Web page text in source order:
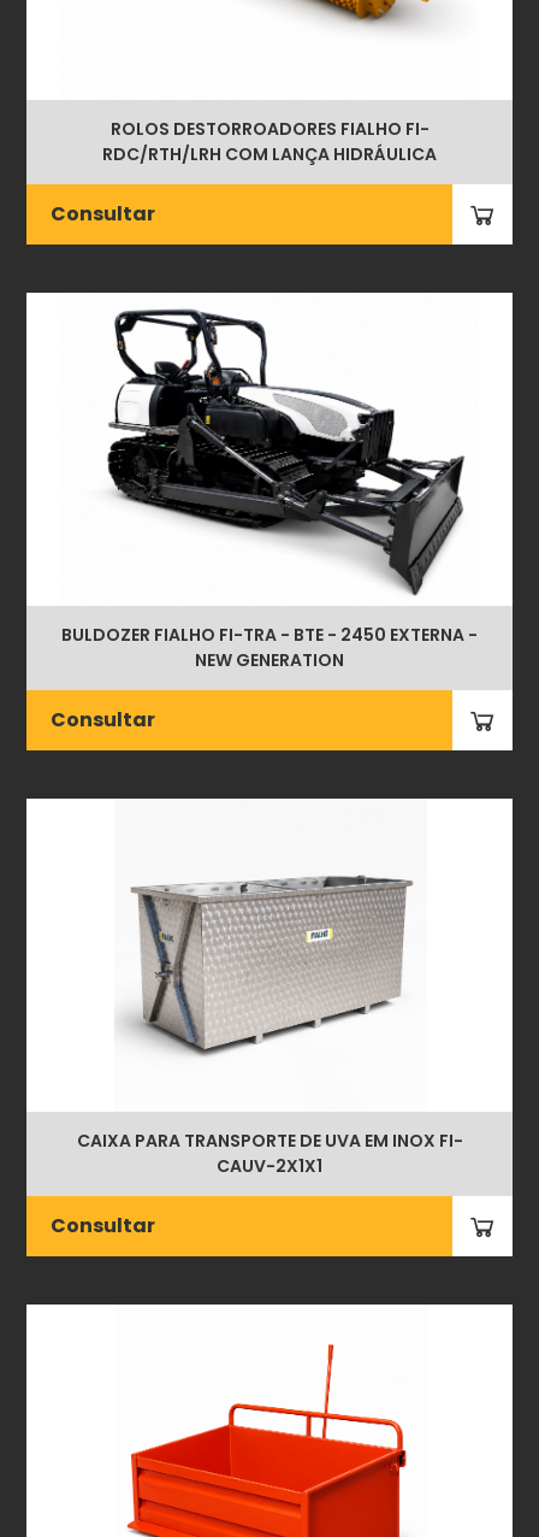
ROLOS DESTORROADORES FIALHO FI-
RDC/RTH/LRH COM LANÇA HIDRÁULICA
Consultar
BULDOZER FIALHO FI-TRA - BTE - 2450 EXTERNA -
NEW GENERATION
Consultar
CAIXA PARA TRANSPORTE DE UVA EM INOX FI-
CAUV-2X1X1
Consultar